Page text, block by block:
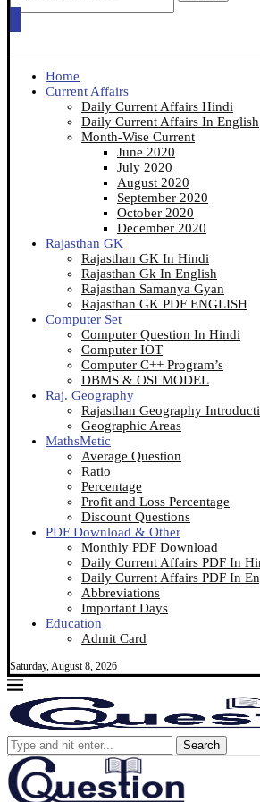
Home
Current Affairs
Daily Current Affairs Hindi
Daily Current Affairs In English
Month-Wise Current
June 2020
July 2020
August 2020
September 2020
October 2020
December 2020
Rajasthan GK
Rajasthan GK In Hindi
Rajasthan Gk In English
Rajasthan Samanya Gyan
Rajasthan GK PDF ENGLISH
Computer Set
Computer Question In Hindi
Computer IOT
Computer C++ Program’s
DBMS & OSI MODEL
Raj. Geography
Rajasthan Geography
Geographic Areas
MathsMetic
Average Question
Ratio
Percentage
Profit and Loss Percentage
Discount Questions
PDF Download & Other
Monthly PDF Download
Daily Current Affairs PDF In
Daily Current Affairs PDF In
Abbreviations
Important Days
Education
Admit Card
Saturday, August 8, 2026
Search